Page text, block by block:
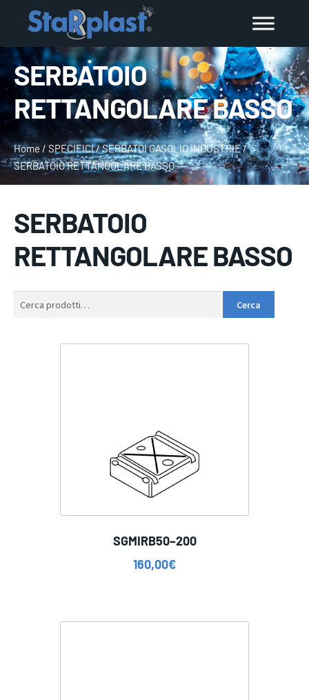
SERBATOIO
RETTANGOLARE BASSO
Home/ SPECIFICI/SERBATOI GASOLIO INDUSTRIE/
SERBATOIO RETTANGOLARE BASSO
SERBATOIO
RETTANGOLARE BASSO
Cerca
SGMIRB50–200
160,00€